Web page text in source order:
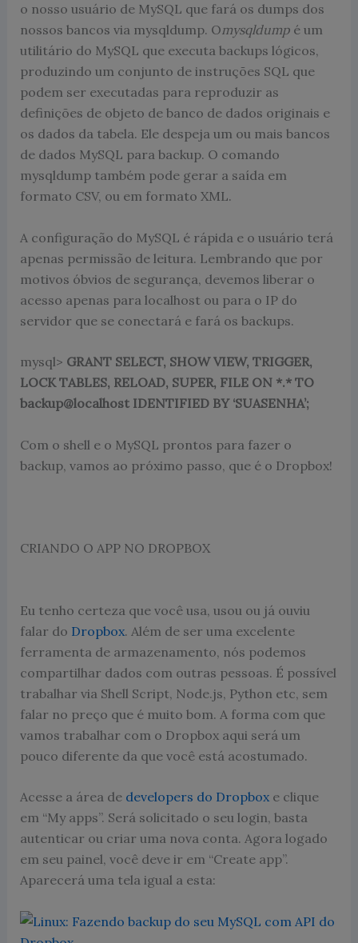
o nosso usuário de MySQL que fará os dumps dos
nossos bancos via mysqldump. Omysqldumpé um
utilitário do MySQL que executa backups lógicos,
produzindo um conjunto de instruções SQL que
podem ser executadas para reproduzir as
definições de objeto de banco de dados originais e
os dados da tabela. Ele despeja um ou mais bancos
de dados MySQL para backup. O comando
mysqldump também pode gerar a saída em
formato CSV, ou em formato XML.
A configuração do MySQL é rápida e o usuário terá
apenas permissão de leitura. Lembrando que por
motivos óbvios de segurança, devemos liberar o
acesso apenas para localhost ou para o IP do
servidor que se conectará e fará os backups.
mysql> GRANT SELECT, SHOW VIEW, TRIGGER,
LOCK TABLES, RELOAD, SUPER, FILE ON *.* TO
backup@localhost IDENTIFIED BY ‘SUASENHA’;
Com o shell e o MySQL prontos para fazer o
backup, vamos ao próximo passo, que é o Dropbox!
CRIANDO O APP NO DROPBOX
Eu tenho certeza que você usa, usou ou já ouviu
falar do Dropbox. Além de ser uma excelente
ferramenta de armazenamento, nós podemos
compartilhar dados com outras pessoas. É possível
trabalhar via Shell Script, Node.js, Python etc, sem
falar no preço que é muito bom. A forma com que
vamos trabalhar com o Dropbox aqui será um
pouco diferente da que você está acostumado.
Acesse a área de developers do Dropboxe clique
em “My apps”. Será solicitado o seu login, basta
autenticar ou criar uma nova conta. Agora logado
em seu painel, você deve ir em “Create app”.
Aparecerá uma tela igual a esta: